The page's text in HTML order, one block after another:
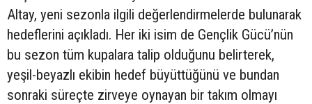
Altay, yeni sezonla ilgili değerlendirmelerde bulunarak
hedeflerini açıkladı. Her iki isim de Gençlik Gücü’nün
bu sezon tüm kupalara talip olduğunu belirterek,
yeşil-beyazlı ekibin hedef büyüttüğünü ve bundan
sonraki süreçte zirveye oynayan bir takım olmayı